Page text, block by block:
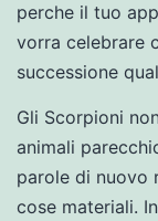
perche il tuo
vorra celebrare
successione
Gli Scorpioni
animali
parole di nuovo
cose materiali.